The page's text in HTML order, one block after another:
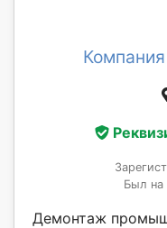
Был на
Демонтаж